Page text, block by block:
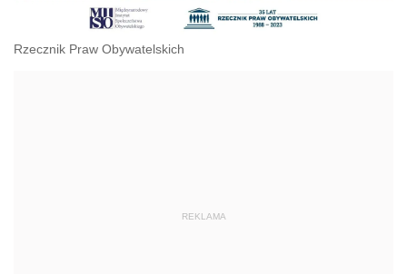
Rzecznik Praw Obywatelskich